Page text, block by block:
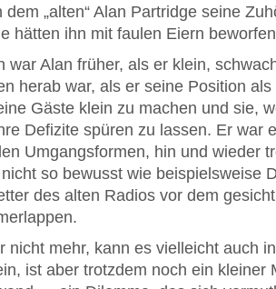
dem „alten“ Alan Partridge seine
hätten ihn mit faulen Eiern
war Alan früher, als er klein,
herab war, als er seine Position
Gäste klein zu machen und sie,
Defizite spüren zu lassen. Er war
Umgangsformen, hin und wieder
so bewusst wie beispielsweise
des alten Radios vor dem
nicht mehr, kann es vielleicht auch
ist aber trotzdem noch ein kleiner